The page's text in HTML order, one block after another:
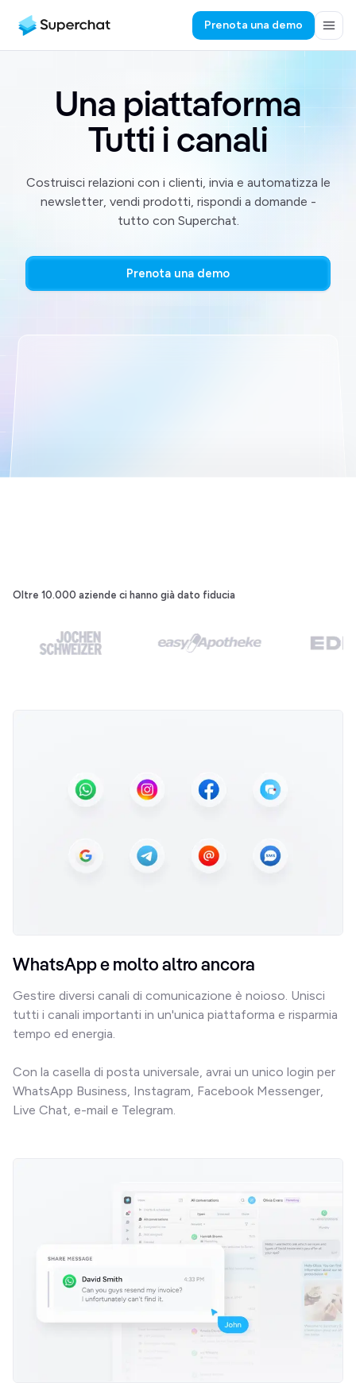
Prenota una demo
Una piattaforma
Tutti i canali
Costruisci relazioni con i clienti, invia e automatizza le
newsletter, vendi prodotti, rispondi a domande -
tutto con Superchat.
Prenota una demo
Oltre 10.000 aziende ci hanno già dato fiducia
WhatsApp e molto altro ancora
Gestire diversi canali di comunicazione è noioso. Unisci
tutti i canali importanti in un'unica piattaforma e risparmia
tempo ed energia.
Con la casella di posta universale, avrai un unico login per
WhatsApp Business, Instagram, Facebook Messenger,
Live Chat, e-mail e Telegram.